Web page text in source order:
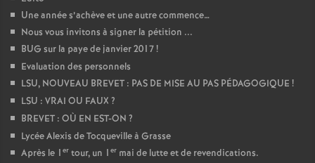
Une année s’achève et une autre commence…
Nous vous invitons à signer la pétition ...
BUG sur la paye de janvier 2017!
Evaluation des personnels
LSU, NOUVEAU BREVET : PAS DE MISE AU PAS PÉDAGOGIQUE !
LSU : VRAI OU FAUX ?
BREVET : OÙ EN EST-ON ?
Lycée Alexis de Tocqueville à Grasse
Après le 1 er tour, un 1 er mai de lutte et de revendications.